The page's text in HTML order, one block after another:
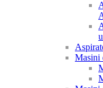
Masini